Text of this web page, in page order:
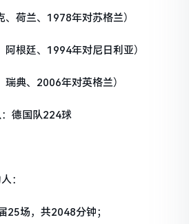
荷兰、1978年对苏格兰）
根廷、1994年对尼日利亚）
典、2006年对英格兰）
德国队224球
：
25场，共2048分钟；